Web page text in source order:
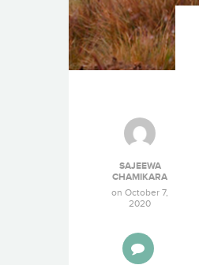
SAJEEWA
CHAMIKARA
on October 7,
2020